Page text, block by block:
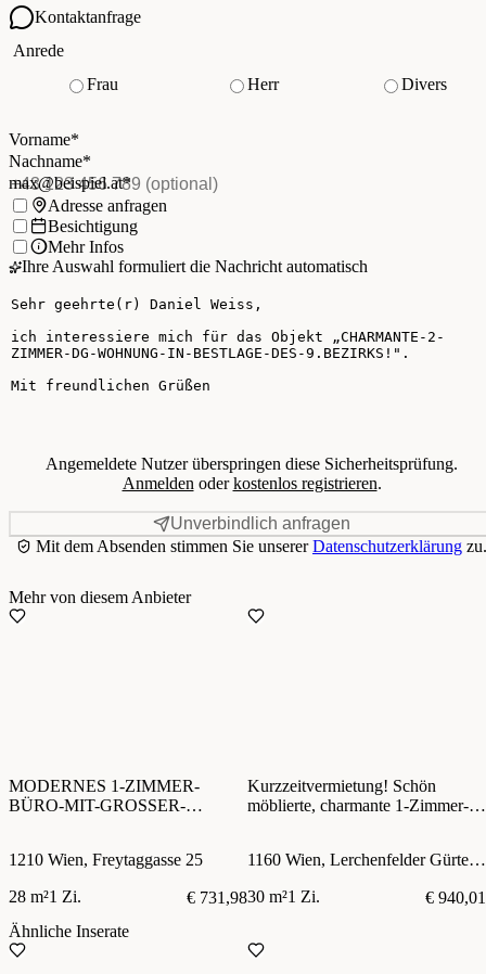
Kontaktanfrage
Ihre Kontaktdaten
Anrede
Frau
Herr
Divers
Vorname*
Nachname
Nachname*
E-Mail*(Pflichtfeld)
max@beispiel.at*
Telefon(optional)
Ich möchte:Adresse anfragen
Besichtigung
Mehr Infos
Ihre Auswahl formuliert die Nachricht automatisch
Ihre Nachricht
Angemeldete Nutzer überspringen diese Sicherheitsprüfung.
Anmelden oderkostenlos registrieren.
Unverbindlich anfragen
Mit dem Absenden stimmen Sie unsererDatenschutzerklärung zu.
Mehr von diesem Anbieter
MODERNES 1-ZIMMER-
BÜRO-MIT-GROSSER-
21.BEZIRK!
1210 Wien, Freytaggasse 25
28 m²1 Zi. € 731,98
Kurzzeitvermietung! Schön
möblierte, charmante 1-Zimmer-
1160 Wien, Lerchenfelder Gürtel 17
30 m²1 Zi.
€ 940,01
Ähnliche Inserate